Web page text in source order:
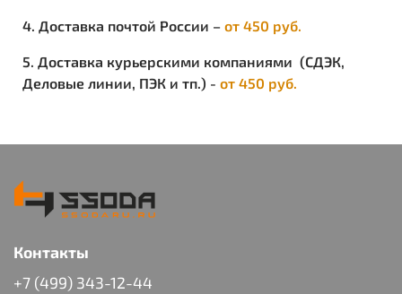
4. Доставка почтой России – от 450 руб.
5. Доставка курьерскими компаниями (СДЭК,
Деловые линии, ПЭК и тп.) - от 450 руб.
Контакты
+7 (499) 343-12-44